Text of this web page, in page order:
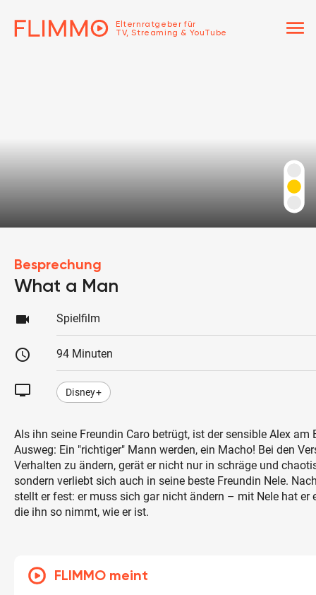
Elternratgeber für
TV, Streaming & YouTube
menu
Besprechung
What a Man
videocam Spielfilm
schedule 94 Minuten
tv Disney+
Als ihn seine Freundin Caro betrügt, ist der sensible Alex am
Ausweg: Ein "richtiger" Mann werden, ein Macho! Bei den
Verhalten zu ändern, gerät er nicht nur in schräge und
sondern verliebt sich auch in seine beste Freundin Nele.
stellt er fest: er muss sich gar nicht ändern – mit Nele hat er
die ihn so nimmt, wie er ist.
FLIMMO meint